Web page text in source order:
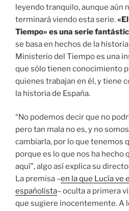
leyendo tranquilo, aunque aún
terminará viendo esta serie.
Tiempo» es una serie
se basa en hechos de la
Ministerio del Tiempo es una
que sólo tienen conocimiento
quienes trabajan en él, y tiene
la historia de España.
“No podemos decir que no
pero tan mala no es, y no
cambiarla, por lo que tenemos
porque es lo que nos ha hecho
aquí”, algo así explica su
La premisa –en la que Lucía ve
españolista– oculta a primera
que sugiere inocentemente. A